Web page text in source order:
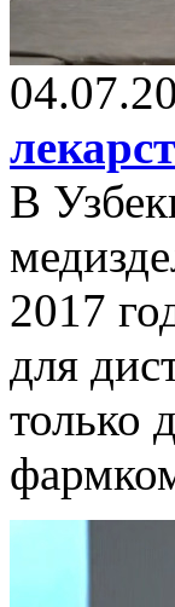
В
2017
для
только